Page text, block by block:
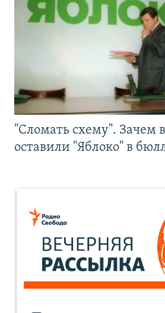
"Сломать схему". Зачем
оставили "Яблоко" в